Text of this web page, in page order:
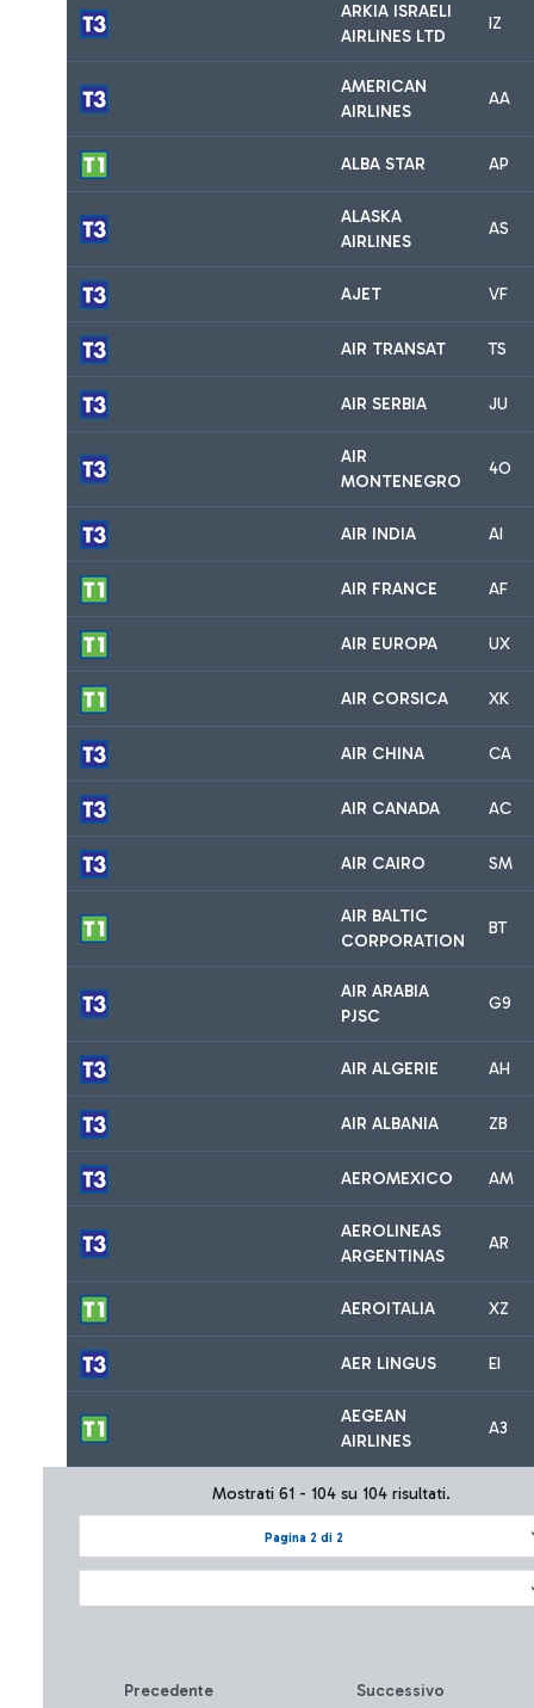
ARKIA ISRAELI
AIRLINES LTD
IZ
AMERICAN
AIRLINES
AA
ALBA STAR AP
ALASKA
AIRLINES
AS
AJET VF
AIR TRANSAT TS
AIR SERBIA JU
AIR
MONTENEGRO
4O
AIR INDIA AI
AIR FRANCE AF
AIR EUROPA UX
AIR CORSICA XK
AIR CHINA CA
AIR CANADA AC
AIR CAIRO SM
AIR BALTIC
CORPORATION
BT
AIR ARABIA
PJSC
G9
AIR ALGERIE AH
AIR ALBANIA ZB
AEROMEXICO AM
AEROLINEAS
ARGENTINAS
AR
AEROITALIA XZ
AER LINGUS EI
AEGEAN
AIRLINES
A3
Pagina 2 di 2
Mostrati 61 - 104 su 104 risultati.
Precedente Successivo